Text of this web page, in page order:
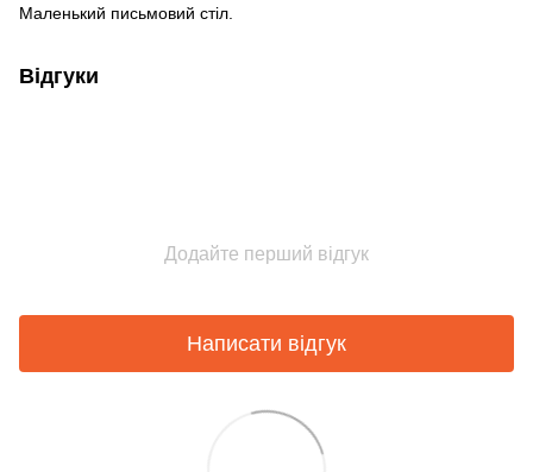
Маленький письмовий стіл.
Відгуки
Додайте перший відгук
Написати відгук